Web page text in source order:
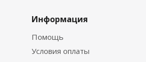
Информация
Помощь
Условия оплаты